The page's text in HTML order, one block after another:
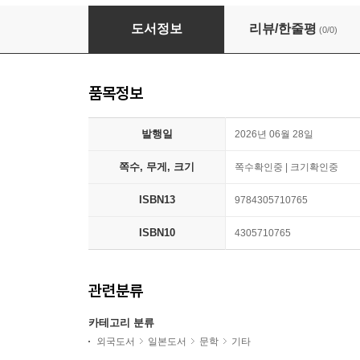
風の心臟
도서정보 리뷰/한줄평 (0/0)
품목정보
발행일 2026년 06월 28일
쪽수, 무게, 크기 쪽수확인중 | 크기확인중
ISBN13 9784305710765
ISBN10 4305710765
관련분류
카테고리 분류
외국도서 일본도서 문학 기타